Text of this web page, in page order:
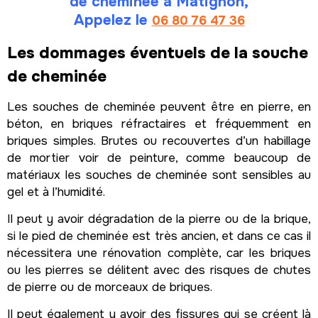
Appelez le 06 80 76 47 36
Les dommages éventuels de la souche
de cheminée
Les souches de cheminée peuvent être en pierre, en
béton, en briques réfractaires et fréquemment en
briques simples. Brutes ou recouvertes d’un habillage
de mortier voir de peinture, comme beaucoup de
matériaux les souches de cheminée sont sensibles au
gel et à l’humidité.
Il peut y avoir dégradation de la pierre ou de la brique,
si le pied de cheminée est très ancien, et dans ce cas il
nécessitera une rénovation complète, car les briques
ou les pierres se délitent avec des risques de chutes
de pierre ou de morceaux de briques.
Il peut également y avoir des fissures qui se créent là